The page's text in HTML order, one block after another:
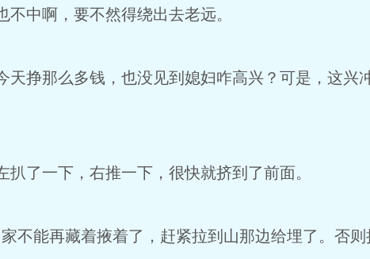
中啊，要不然得绕出去老远。
挣那么多钱，也没见到媳妇咋高兴？可是，这兴
了一下，右推一下，很快就挤到了前面。
能再藏着掖着了，赶紧拉到山那边给埋了。否则